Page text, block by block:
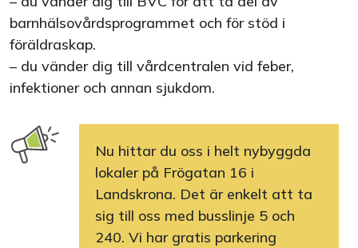
barnhälsovårdsprogrammet och för stöd i
föräldraskap.
– du vänder dig till vårdcentralen vid feber,
infektioner och annan sjukdom.
Nu hittar du oss i helt nybyggda
lokaler på Frögatan 16 i
Landskrona. Det är enkelt att ta
sig till oss med busslinje 5 och
240. Vi har gratis parkering